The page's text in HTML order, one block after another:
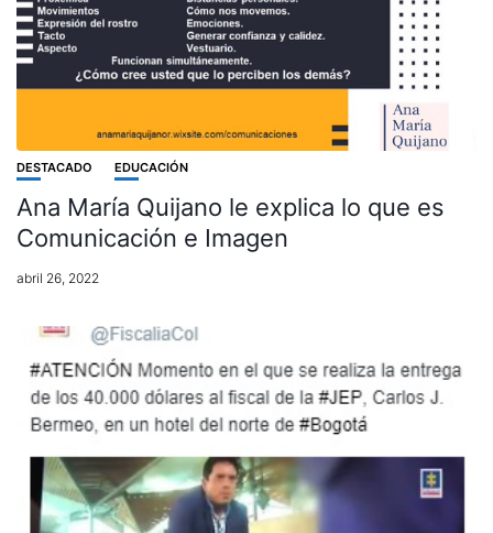
DESTACADO EDUCACIÓN
Ana María Quijano le explica lo que es
Comunicación e Imagen
abril 26, 2022